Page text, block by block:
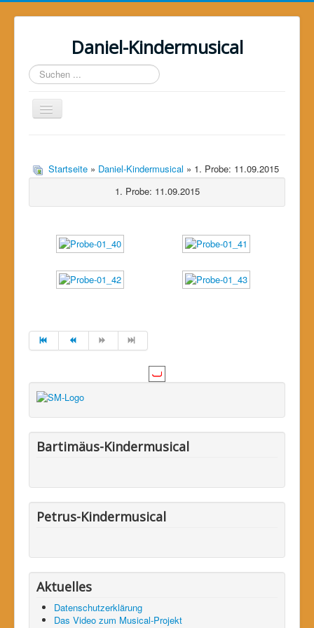
Daniel-Kindermusical
Suchen
...
Toggle
Navigation
Über uns
Galerie
Kontakt
Startseite » Daniel-Kindermusical » 1. Probe: 11.09.2015
1. Probe: 11.09.2015
Bartimäus-Kindermusical
Petrus-Kindermusical
Aktuelles
Datenschutzerklärung
Das Video zum Musical-Projekt